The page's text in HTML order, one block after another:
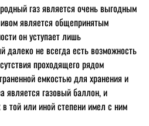
газ является очень выгодным
является общепринятым
он уступает лишь
далеко не всегда есть возможность
проходящего рядом
емкостью для хранения и
является газовый баллон, и
той или иной степени имел с ним